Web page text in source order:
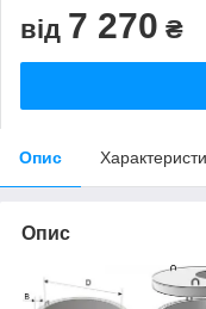
від 7 270 ₴
Опис
Опис